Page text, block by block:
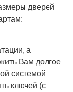
дверей
а
Вам долгое
системой
ключей (с